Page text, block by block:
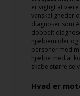
er vigtigt at
vanskeligheder
diagnoser som
dobbelt
hjælpemidler og
personer med
hjælpe med at
skabe større
Hvad er